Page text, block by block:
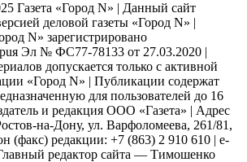
Газета «Город N» | Данный сайт
деловой газеты «Город N» |
N» зарегистрировано
Эл № ФС77-78133 от 27.03.2020 |
допускается только с активной
«Город N» | Публикации содержат
для пользователей до 16
и редакция ООО «Газета» | Адрес
на-Дону, ул. Варфоломеева, 261/81,
(факс) редакции: +7 (863) 2 910 610 | e-
редактор сайта — Тимошенко